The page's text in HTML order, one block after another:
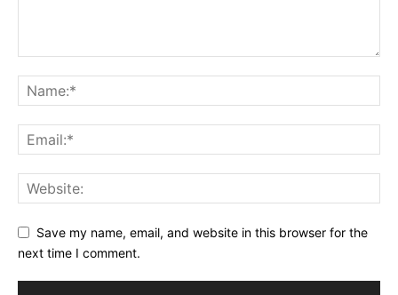
Save my name, email, and website in this browser for the
next time I comment.